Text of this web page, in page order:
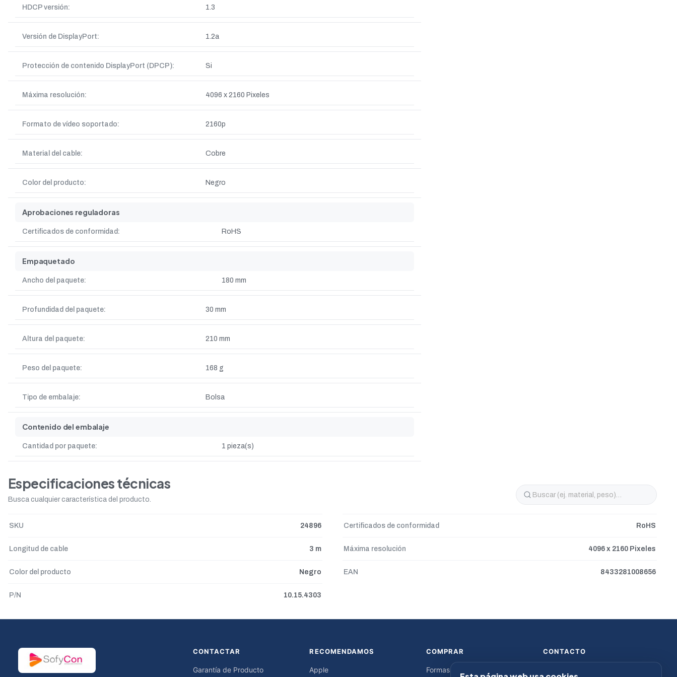
HDCP versión: 1.3
Versión de DisplayPort: 1.2a
Protección de contenido DisplayPort (DPCP): Si
Máxima resolución: 4096 x 2160 Pixeles
Formato de vídeo soportado: 2160p
Material del cable: Cobre
Color del producto: Negro
Aprobaciones reguladoras
Certificados de conformidad: RoHS
Empaquetado
Ancho del paquete: 180 mm
Profundidad del paquete: 30 mm
Altura del paquete: 210 mm
Peso del paquete: 168 g
Tipo de embalaje: Bolsa
Contenido del embalaje
Cantidad por paquete: 1 pieza(s)
Especificaciones técnicas
Busca cualquier característica del producto.
SKU 24896 Certificados de conformidad RoHS
Longitud de cable 3 m Máxima resolución 4096 x 2160 Pixeles
Color del producto Negro EAN 8433281008656
P/N 10.15.4303
CONTACTAR
Garantía de Producto
RECOMENDAMOS
Apple
COMPRAR
Formas de Pago
CONTACTO